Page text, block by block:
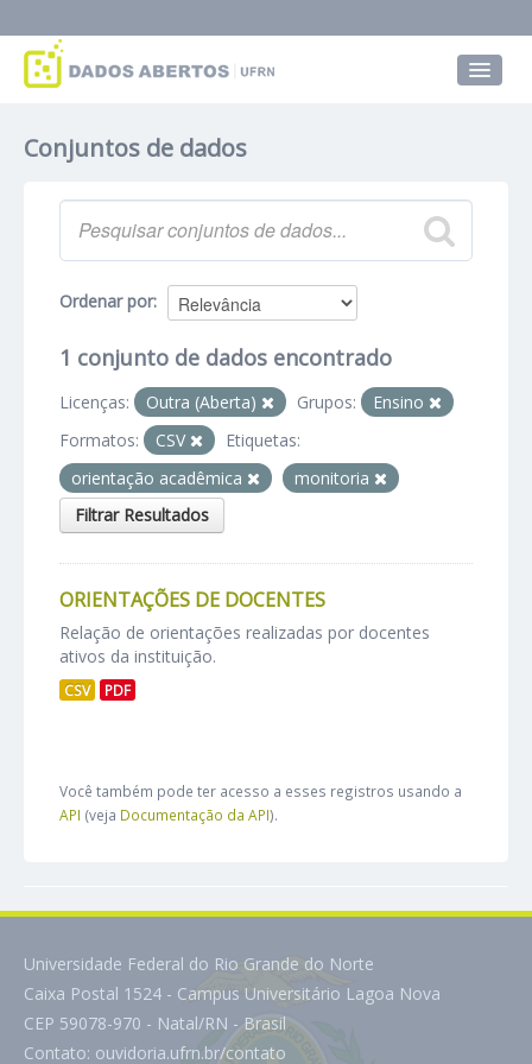
Grupos
Sobre
Conjuntos de dados
Ordenar por
1 conjunto de dados encontrado
Licenças: Outra (Aberta) Grupos:
Ensino
Formatos:
CSV
Etiquetas:
orientação acadêmica
monitoria
Filtrar Resultados
ORIENTAÇÕES DE DOCENTES
Relação de orientações realizadas por docentes
ativos da instituição.
CSV PDF
Você também pode ter acesso a esses registros usando a
API (veja Documentação da API).
Universidade Federal do Rio Grande do Norte
Caixa Postal 1524 - Campus Universitário Lagoa Nova
CEP 59078-970 - Natal/RN - Brasil
Contato: ouvidoria.ufrn.br/contato